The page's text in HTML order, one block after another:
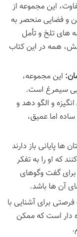
متفاوت، این مجموعه از
و فضایی منحصر به
های تلخ و تأمل
همه در این کتاب
این مجموعه،
سیمرغ است.
و الگو دهد و
اما عمیق،
ها پایانی باز دارند
که او را به تفکر
برای گفت وگوهای
آن ها باشد.
برای آشنایی با
دار است که ممکن